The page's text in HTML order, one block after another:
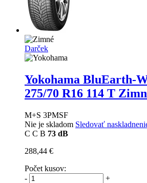
Darček
Yokohama BluEarth-
275/70 R16 114 T
M+S 3PMSF
Nie je skladom Sledovať
C C B 73 dB
288,44 €
Počet kusov:
-
+